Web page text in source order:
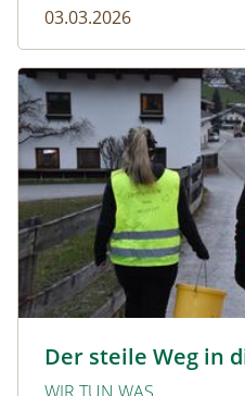
03.03.2026
Der steile Weg in
Der steile Weg in die